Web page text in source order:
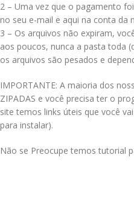
2 – Uma vez que o pagamento
no seu e-mail e aqui na conta da
3 – Os arquivos não expiram,
aos poucos, nunca a pasta toda
os arquivos são pesados e
IMPORTANTE: A maioria dos
ZIPADAS e você precisa ter o
site temos links úteis que você
para instalar).
Não se Preocupe temos tutorial